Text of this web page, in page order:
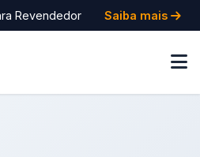
Revendedor Saiba mais